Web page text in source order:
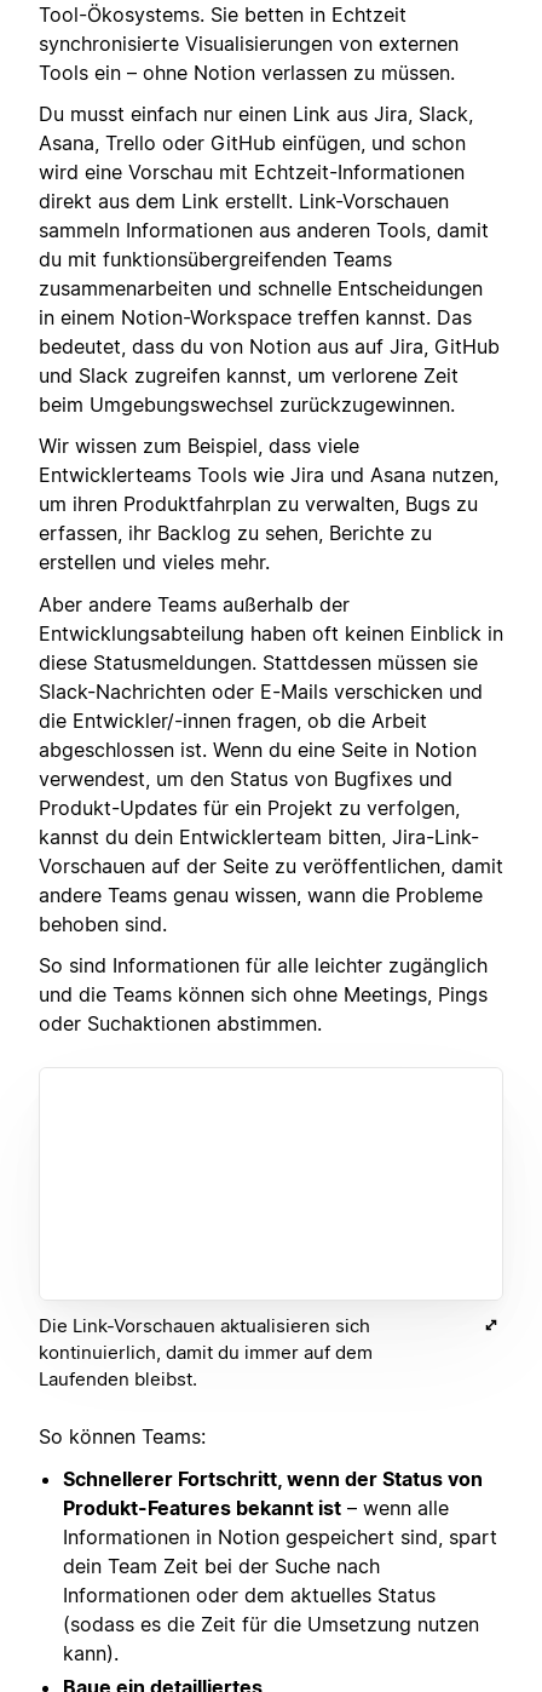
Tool-Ökosystems. Sie betten in Echtzeit
synchronisierte Visualisierungen von externen
Tools ein – ohne Notion verlassen zu müssen.
Du musst einfach nur einen Link aus Jira, Slack,
Asana, Trello oder GitHub einfügen, und schon
wird eine Vorschau mit Echtzeit-Informationen
direkt aus dem Link erstellt. Link-Vorschauen
sammeln Informationen aus anderen Tools, damit
du mit funktionsübergreifenden Teams
zusammenarbeiten und schnelle Entscheidungen
in einem Notion-Workspace treffen kannst. Das
bedeutet, dass du von Notion aus auf Jira, GitHub
und Slack zugreifen kannst, um verlorene Zeit
beim Umgebungswechsel zurückzugewinnen.
Wir wissen zum Beispiel, dass viele
Entwicklerteams Tools wie Jira und Asana nutzen,
um ihren Produktfahrplan zu verwalten, Bugs zu
erfassen, ihr Backlog zu sehen, Berichte zu
erstellen und vieles mehr.
Aber andere Teams außerhalb der
Entwicklungsabteilung haben oft keinen Einblick in
diese Statusmeldungen. Stattdessen müssen sie
Slack-Nachrichten oder E-Mails verschicken und
die Entwickler/-innen fragen, ob die Arbeit
abgeschlossen ist. Wenn du eine Seite in Notion
verwendest, um den Status von Bugfixes und
Produkt-Updates für ein Projekt zu verfolgen,
kannst du dein Entwicklerteam bitten, Jira-Link-
Vorschauen auf der Seite zu veröffentlichen, damit
andere Teams genau wissen, wann die Probleme
behoben sind.
So sind Informationen für alle leichter zugänglich
und die Teams können sich ohne Meetings, Pings
oder Suchaktionen abstimmen.
Die Link-Vorschauen aktualisieren sich
kontinuierlich, damit du immer auf dem
Laufenden bleibst.
So können Teams:
Schnellerer Fortschritt, wenn der Status von
Produkt-Features bekannt ist – wenn alle
Informationen in Notion gespeichert sind, spart
dein Team Zeit bei der Suche nach
Informationen oder dem aktuelles Status
(sodass es die Zeit für die Umsetzung nutzen
kann).
Baue ein detailliertes